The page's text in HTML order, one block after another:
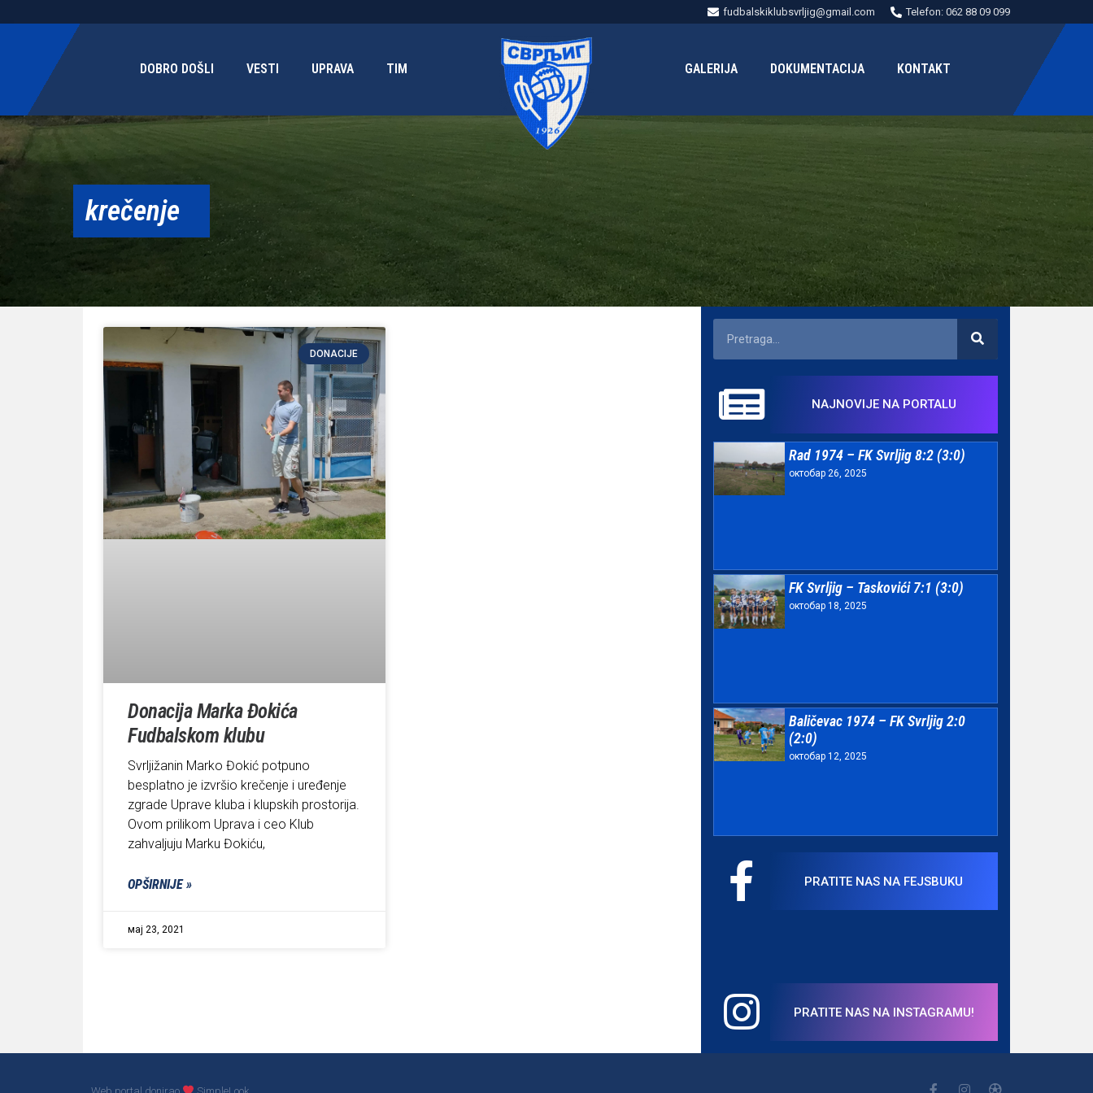
fudbalskiklubsvrljig@gmail.com Telefon: 062 88 09 099
DOBRO DOŠLI VESTI UPRAVA TIM GALERIJA DOKUMENTACIJA KONTAKT
krečenje
DONACIJE
Donacija Marka Đokića
Fudbalskom klubu
Svrljižanin Marko Đokić potpuno
besplatno je izvršio krečenje i uređenje
zgrade Uprave kluba i klupskih prostorija.
Ovom prilikom Uprava i ceo Klub
zahvaljuju Marku Đokiću,
OPŠIRNIJE »
мај 23, 2021
NAJNOVIJE NA PORTALU
Rad 1974 – FK Svrljig 8:2 (3:0)
октобар 26, 2025
FK Svrljig – Taskovići 7:1 (3:0)
октобар 18, 2025
Baličevac 1974 – FK Svrljig 2:0
(2:0)
октобар 12, 2025
PRATITE NAS NA FEJSBUKU
PRATITE NAS NA INSTAGRAMU!
Web portal donirao SimpleLook